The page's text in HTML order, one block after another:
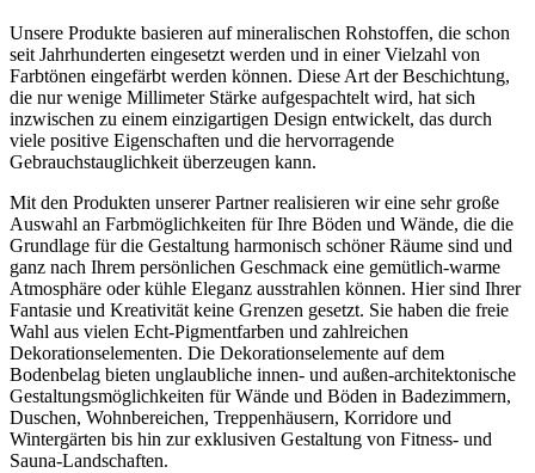
Unsere Produkte basieren auf mineralischen Rohstoffen, die schon
seit Jahrhunderten eingesetzt werden und in einer Vielzahl von
Farbtönen eingefärbt werden können. Diese Art der Beschichtung,
die nur wenige Millimeter Stärke aufgespachtelt wird, hat sich
inzwischen zu einem einzigartigen Design entwickelt, das durch
viele positive Eigenschaften und die hervorragende
Gebrauchstauglichkeit überzeugen kann.
Mit den Produkten unserer Partner realisieren wir eine sehr große
Auswahl an Farbmöglichkeiten für Ihre Böden und Wände, die die
Grundlage für die Gestaltung harmonisch schöner Räume sind und
ganz nach Ihrem persönlichen Geschmack eine gemütlich-warme
Atmosphäre oder kühle Eleganz ausstrahlen können. Hier sind Ihrer
Fantasie und Kreativität keine Grenzen gesetzt. Sie haben die freie
Wahl aus vielen Echt-Pigmentfarben und zahlreichen
Dekorationselementen. Die Dekorationselemente auf dem
Bodenbelag bieten unglaubliche innen- und außen-architektonische
Gestaltungsmöglichkeiten für Wände und Böden in Badezimmern,
Duschen, Wohnbereichen, Treppenhäusern, Korridore und
Wintergärten bis hin zur exklusiven Gestaltung von Fitness- und
Sauna-Landschaften.